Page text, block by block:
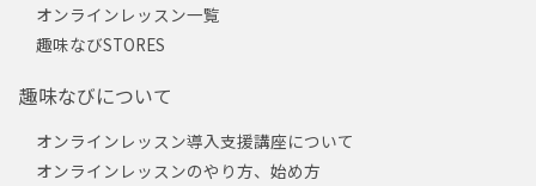
オンラインレッスン一覧
趣味なびSTORES
趣味なびについて
オンラインレッスン導入支援講座について
オンラインレッスンのやり方、始め方